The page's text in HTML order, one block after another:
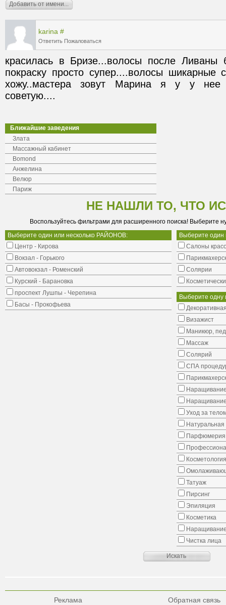
karina #
Ответить Пожаловаться
красилась в Бризе...волосы после Ливаны
покраску просто супер....волосы шикарные
хожу..мастера зовут Марина я у у нее
советую....
Ближайшие заведения
Злата
Массажный кабинет
Bomond
Анжелина
Велюр
Париж
НЕ НАШЛИ ТО, ЧТО
Воспользуйтесь фильтрами для расширенного поиска! Выберите
Выберите один или несколько РАЙОНОВ:
Центр - Кирова
Вокзал - Горького
Автовокзал - Роменский
Курский - Барановка
проспект Лушпы - Черепина
Басы - Прокофьева
Выберите
Салоны
Солярии
Выберите одну
Визажист
Маникюр,
Массаж
Солярий
СПА
Уход за
Натуральная
Парфюмерия
Косметология
Татуаж
Пирсинг
Эпиляция
Косметика
Чистка лица
Реклама Обратная связь